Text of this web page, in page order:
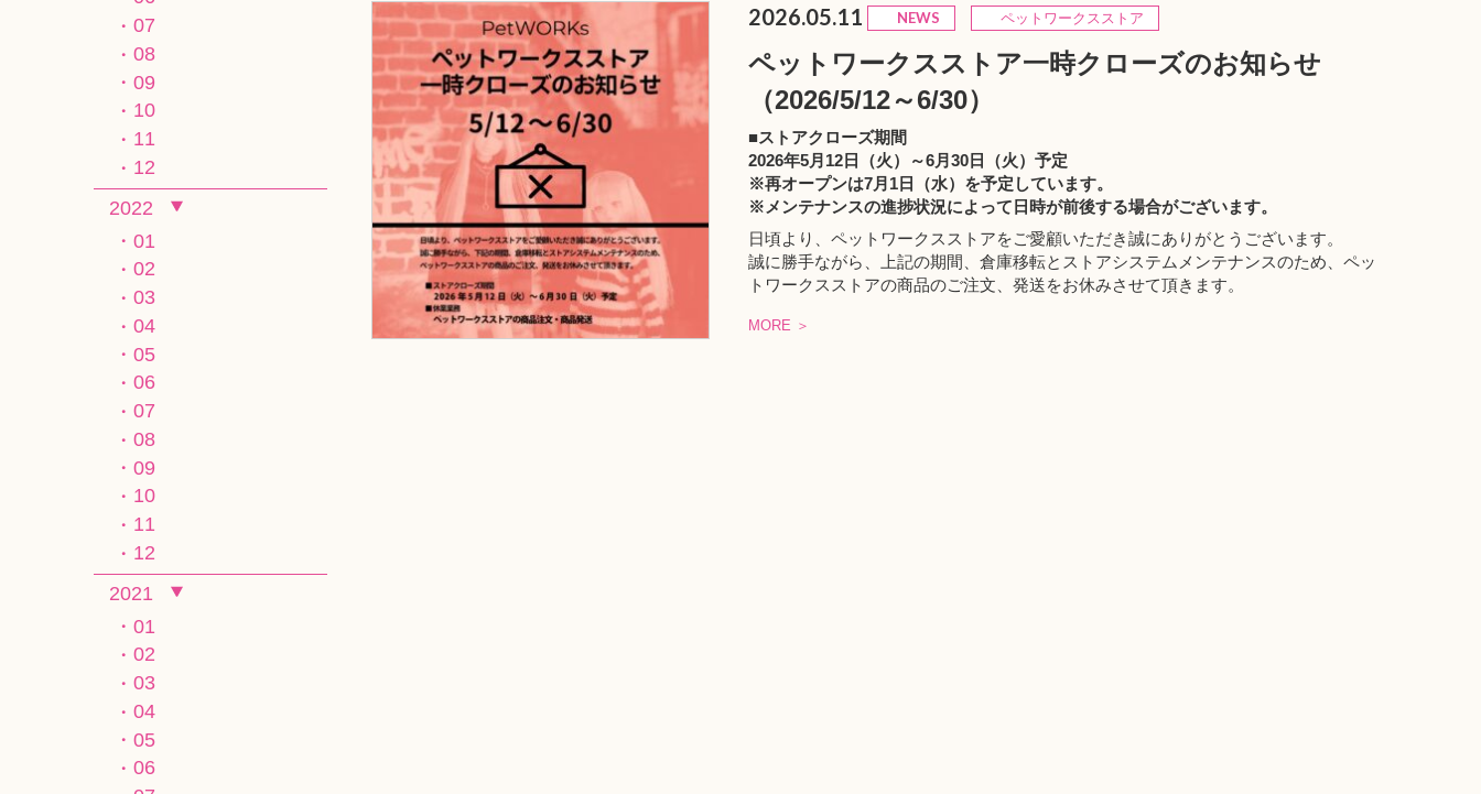
2026.05.11 NEWS ペットワークスストア
ペットワークスストア一時クローズのお知らせ
（2026/5/12～6/30）
■ストアクローズ期間
2026年5月12日（火）～6月30日（火）予定
※再オープンは7月1日（水）を予定しています。
※メンテナンスの進捗状況によって日時が前後する場合がございます。
日頃より、ペットワークスストアをご愛顧いただき誠にありがとうございます。
誠に勝手ながら、上記の期間、倉庫移転とストアシステムメンテナンスのため、ペッ
トワークスストアの商品のご注文、発送をお休みさせて頂きます。
MORE ＞
07
08
09
10
11
12
2022
01
02
03
04
05
06
07
08
09
10
11
12
2021
01
02
03
04
05
06